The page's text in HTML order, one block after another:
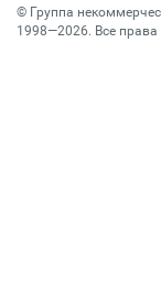
© Группа
1998—2026. Все